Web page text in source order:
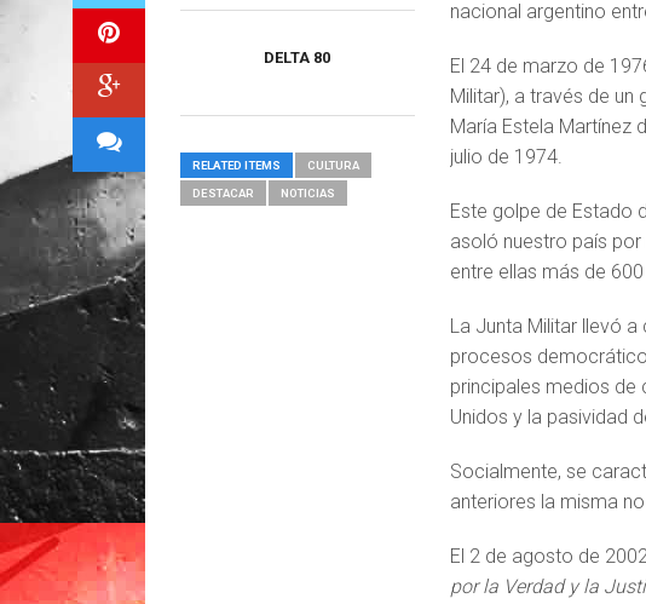
nacional argentino
El 24 de marzo de
Militar), a través de
María Estela Martínez
julio de 1974.
Este golpe de Estado
asoló nuestro país
entre ellas más de
La Junta Militar llevó
procesos
principales medios de
Unidos y la pasividad
Socialmente, se
anteriores la misma
El 2 de agosto de
por la Verdad y la
DELTA 80
RELATED ITEMS CULTURA
DESTACAR NOTICIAS